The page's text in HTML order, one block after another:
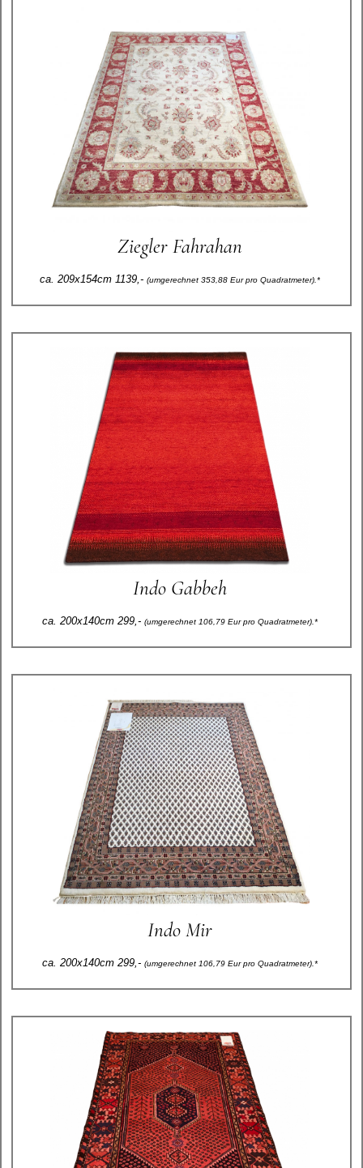
Ziegler Fahrahan
ca. 209x154cm 1139,- (umgerechnet 353,88 Eur pro Quadratmeter).*
Indo Gabbeh
ca. 200x140cm 299,- (umgerechnet 106,79 Eur pro Quadratmeter).*
Indo Mir
ca. 200x140cm 299,- (umgerechnet 106,79 Eur pro Quadratmeter).*